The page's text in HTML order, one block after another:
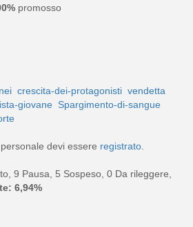
promosso
crescita-dei-protagonisti vendetta
giovane Spargimento-di-sangue
devi essere registrato
9 Pausa, 5 Sospeso, 0 Da rileggere,
6,94%